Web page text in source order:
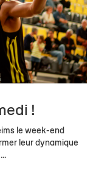
!
le week-end
leur dynamique